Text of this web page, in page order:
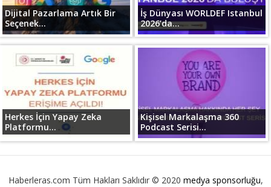
Dijital Pazarlama Artık Bir
Seçenek...
İş Dünyası WORLDEF Istanbul
2026’da...
Herkes İçin Yapay Zeka
Platformu...
Kişisel Markalaşma 360
Podcast Serisi...
Haberleras.com Tüm Hakları Saklıdır © 2020 medya sponsorluğu,